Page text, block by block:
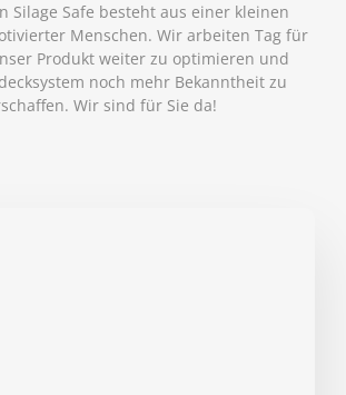
Silage Safe besteht aus einer kleinen
Menschen. Wir arbeiten Tag für
Produkt weiter zu optimieren und
noch mehr Bekanntheit zu
Wir sind für Sie da!